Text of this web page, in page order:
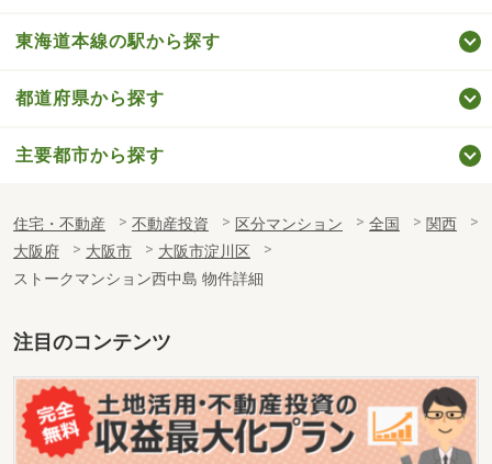
東海道本線の駅から探す
都道府県から探す
主要都市から探す
住宅・不動産 不動産投資 区分マンション 全国
関西
大阪府
大阪市
大阪市淀川区
ストークマンション西中島 物件詳細
注目のコンテンツ